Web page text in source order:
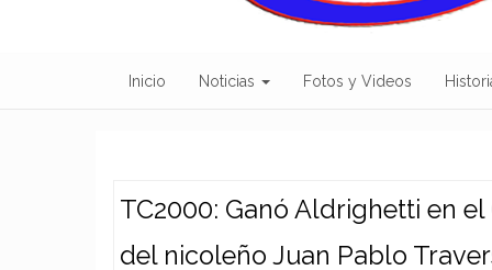
Inicio Noticias Fotos y Videos
TC2000: Ganó Aldrighetti en
del nicoleño Juan Pablo